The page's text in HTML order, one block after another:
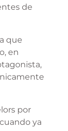
de
que
en
por
ya